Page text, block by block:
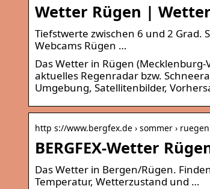
Wetter Rügen |
Tiefstwerte zwischen 6 und 2 Grad.
Webcams Rügen …
Das Wetter in Rügen
aktuelles Regenradar bzw.
Umgebung, Satellitenbilder,
http s://www.bergfex.de › sommer ›
BERGFEX-Wetter
Das Wetter in Bergen/Rügen.
Temperatur, Wetterzustand und …